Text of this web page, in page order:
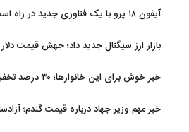
آیفون ۱۸ پرو با یک فناوری جدید در
بازار ارز سیگنال جدید داد؛ جهش قیمت
خبر خوش برای این خانوارها؛ ۳۰ درصد تخفیف برق کلید خورد
خبر مهم وزیر جهاد درباره قیمت گندم؛